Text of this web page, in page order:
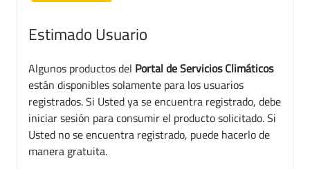
Estimado Usuario
Algunos productos del Portal de Servicios Climáticos
están disponibles solamente para los usuarios
registrados. Si Usted ya se encuentra registrado, debe
iniciar sesión para consumir el producto solicitado. Si
Usted no se encuentra registrado, puede hacerlo de
manera gratuita.